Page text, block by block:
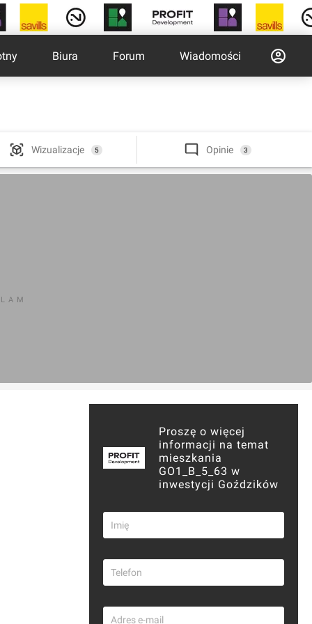
Biura Forum Wiadomości
Wizualizacje 5 Opinie 3
Proszę o więcej
informacji na temat
mieszkania
GO1_B_5_63 w
inwestycji Goździków